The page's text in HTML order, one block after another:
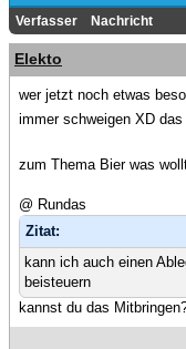
Verfasser Nachricht
Elekto
wer jetzt noch etwas
immer schweigen XD
zum Thema Bier was
@ Rundas
Zitat:
kann ich auch einen
beisteuern
kannst du das